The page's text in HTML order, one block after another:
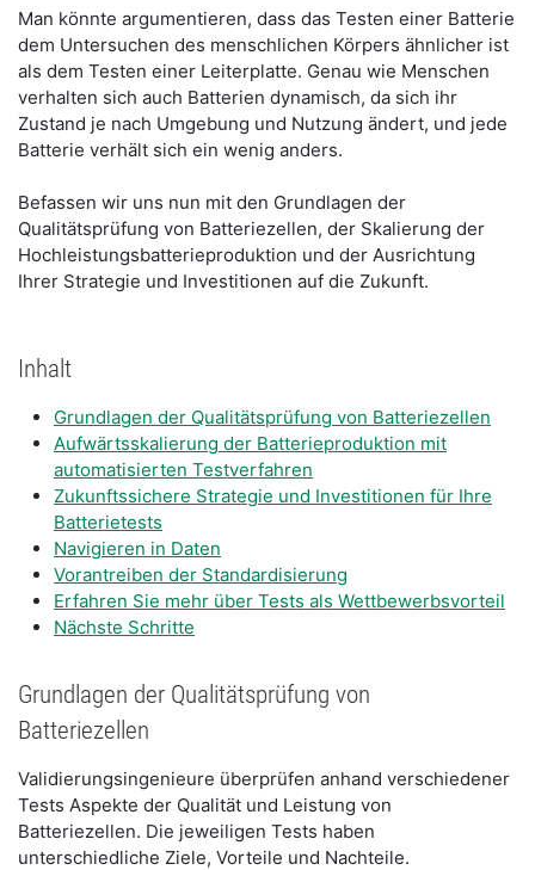
Man könnte argumentieren, dass das Testen einer Batterie
dem Untersuchen des menschlichen Körpers ähnlicher ist
als dem Testen einer Leiterplatte. Genau wie Menschen
verhalten sich auch Batterien dynamisch, da sich ihr
Zustand je nach Umgebung und Nutzung ändert, und jede
Batterie verhält sich ein wenig anders.
Befassen wir uns nun mit den Grundlagen der
Qualitätsprüfung von Batteriezellen, der Skalierung der
Hochleistungsbatterieproduktion und der Ausrichtung
Ihrer Strategie und Investitionen auf die Zukunft.
Inhalt
Grundlagen der Qualitätsprüfung von Batteriezellen
Aufwärtsskalierung der Batterieproduktion mit
automatisierten Testverfahren
Zukunftssichere Strategie und Investitionen für Ihre
Batterietests
Navigieren in Daten
Vorantreiben der Standardisierung
Erfahren Sie mehr über Tests als Wettbewerbsvorteil
Nächste Schritte
Grundlagen der Qualitätsprüfung von
Batteriezellen
Validierungsingenieure überprüfen anhand verschiedener
Tests Aspekte der Qualität und Leistung von
Batteriezellen. Die jeweiligen Tests haben
unterschiedliche Ziele, Vorteile und Nachteile.